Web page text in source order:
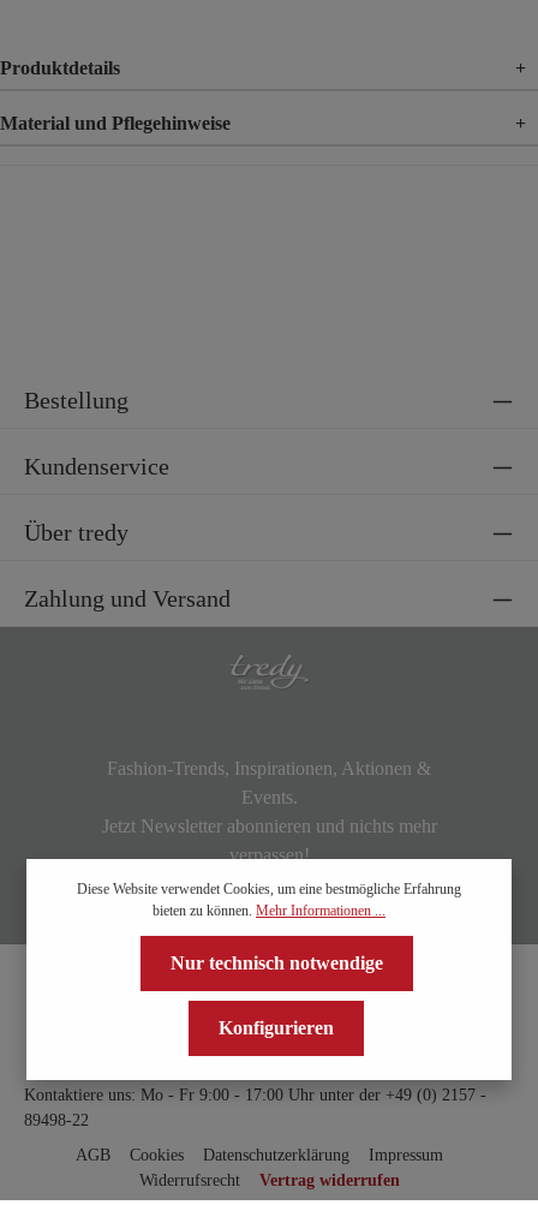
Produktdetails +
Material und Pflegehinweise +
Bestellung
Kundenservice
Über tredy
Zahlung und Versand
Fashion-Trends, Inspirationen, Aktionen &
Events.
Jetzt Newsletter abonnieren und nichts mehr
verpassen!
Kontaktiere uns: Mo - Fr 9:00 - 17:00 Uhr unter der +49 (0) 2157 -
89498-22
AGB
Cookies Datenschutzerklärung
Impressum
Widerrufsrecht
Vertrag widerrufen
Diese Website verwendet Cookies, um eine bestmögliche Erfahrung
bieten zu können. Mehr Informationen ...
Nur technisch notwendige
Konfigurieren